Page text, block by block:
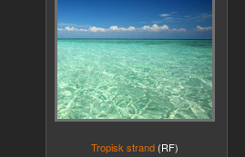
Tropisk strand (RF)